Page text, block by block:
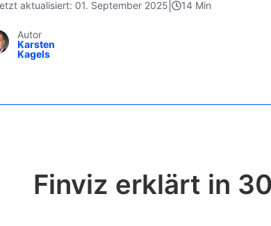
aktualisiert: 01. September 2025 14 Min
Autor
Karsten
Kagels
Finviz erklärt in